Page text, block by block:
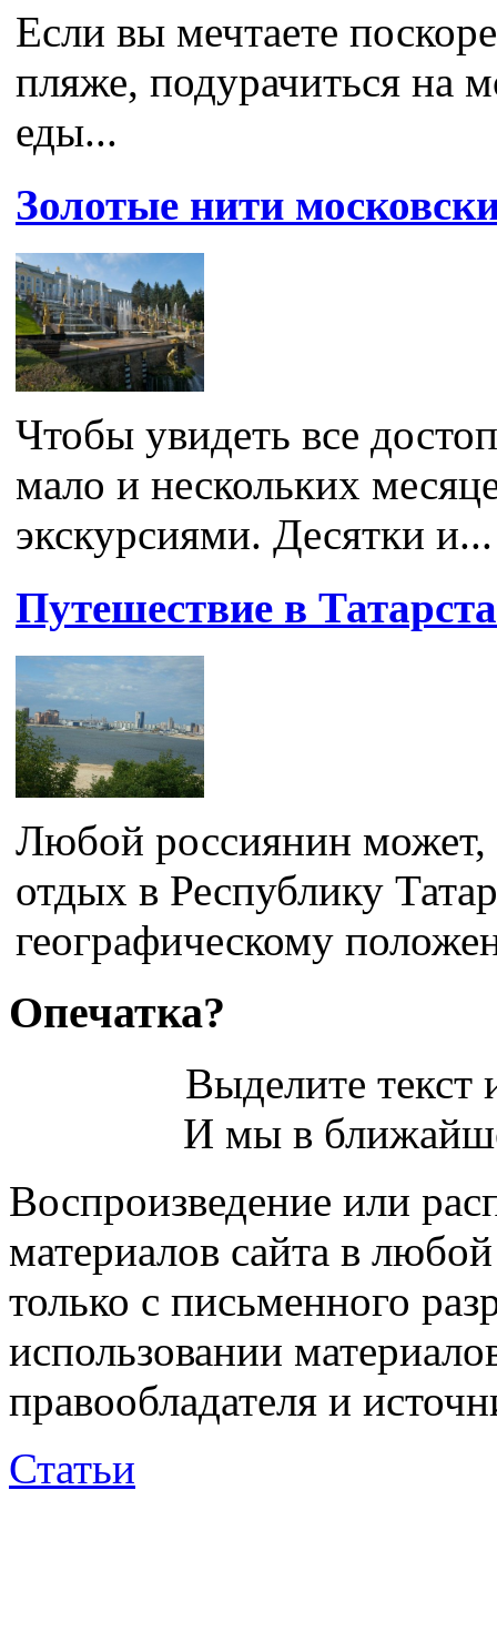
Если вы мечтаете
пляже, подурачиться на
еды...
Золотые нити
Чтобы увидеть все
мало и нескольких
экскурсиями. Десятки и...
Путешествие в
Любой россиянин может,
отдых в Республику
географическому
Опечатка?
Выделите
И мы в
Воспроизведение или
материалов сайта в
только с письменного
использовании
правообладателя и
Статьи